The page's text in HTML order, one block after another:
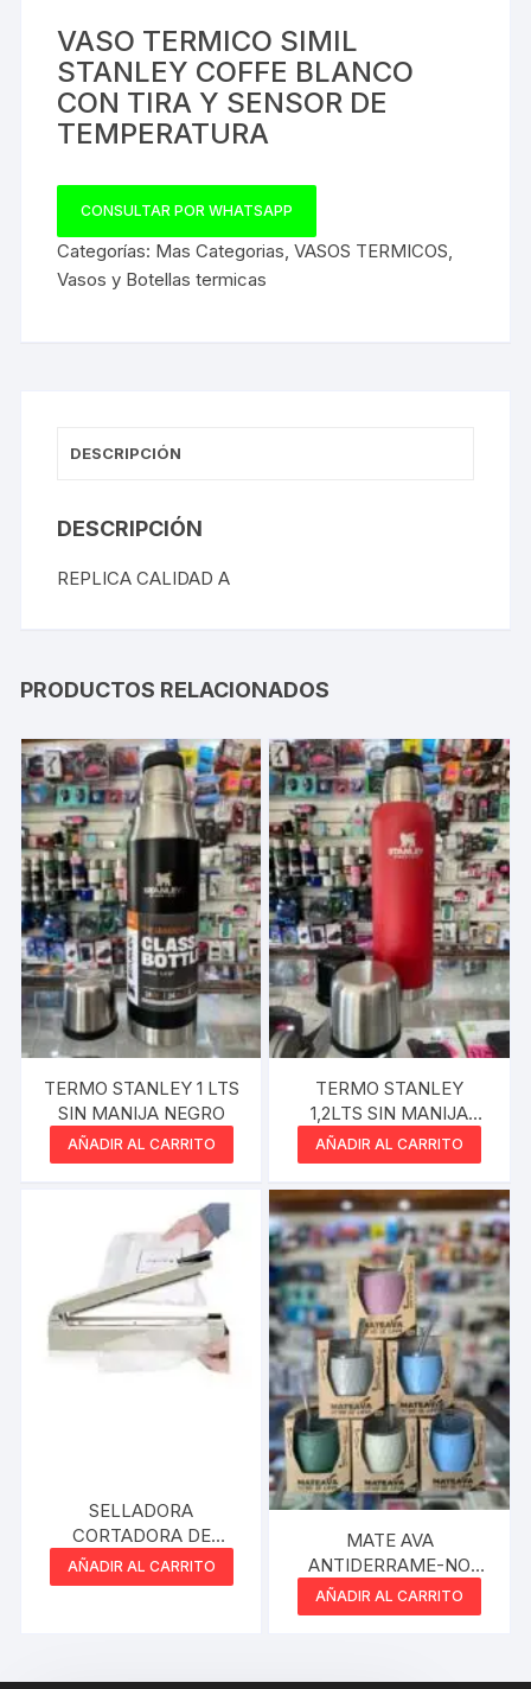
VASO TERMICO SIMIL
STANLEY COFFE BLANCO
CON TIRA Y SENSOR DE
TEMPERATURA
CONSULTAR POR WHATSAPP
Categorías: Mas Categorias,VASOS TERMICOS,
Vasos y Botellas termicas
DESCRIPCIÓN
DESCRIPCIÓN
REPLICA CALIDAD A
PRODUCTOS RELACIONADOS
TERMO STANLEY 1 LTS
SIN MANIJA NEGRO
AÑADIR AL CARRITO
TERMO STANLEY
1,2LTS SIN MANIJA
ROJO
AÑADIR AL CARRITO
SELLADORA
CORTADORA DE
BOLSAS 20CM GLOBAL
SEALER-20 BLANCO
AÑADIR AL CARRITO
MATE AVA
ANTIDERRAME-NO
LAVA EL MATE VERDE
AÑADIR AL CARRITO